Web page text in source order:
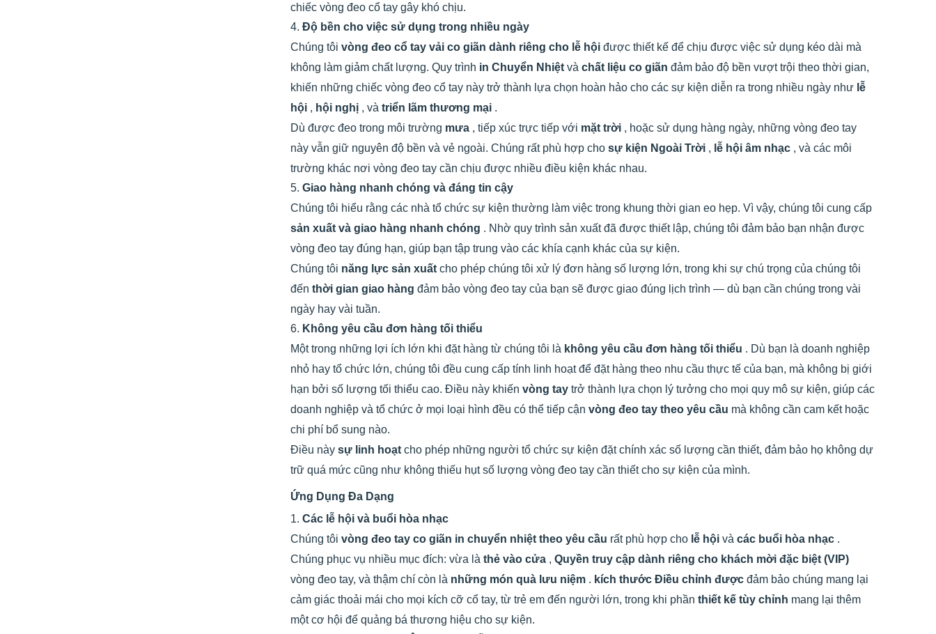
chiếc vòng đeo cổ tay gây khó chịu.
4. Độ bền cho việc sử dụng trong nhiều ngày
Chúng tôi vòng đeo cổ tay vải co giãn dành riêng cho lễ hội được thiết kế để chịu được việc sử dụng kéo dài mà
không làm giảm chất lượng. Quy trình in Chuyển Nhiệt và chất liệu co giãn đảm bảo độ bền vượt trội theo thời gian,
khiến những chiếc vòng đeo cổ tay này trở thành lựa chọn hoàn hảo cho các sự kiện diễn ra trong nhiều ngày như lễ
hội , hội nghị , và triển lãm thương mại .
Dù được đeo trong môi trường mưa , tiếp xúc trực tiếp với mặt trời , hoặc sử dụng hàng ngày, những vòng đeo tay
này vẫn giữ nguyên độ bền và vẻ ngoài. Chúng rất phù hợp cho sự kiện Ngoài Trời , lễ hội âm nhạc , và các môi
trường khác nơi vòng đeo tay cần chịu được nhiều điều kiện khác nhau.
5. Giao hàng nhanh chóng và đáng tin cậy
Chúng tôi hiểu rằng các nhà tổ chức sự kiện thường làm việc trong khung thời gian eo hẹp. Vì vậy, chúng tôi cung cấp
sản xuất và giao hàng nhanh chóng . Nhờ quy trình sản xuất đã được thiết lập, chúng tôi đảm bảo bạn nhận được
vòng đeo tay đúng hạn, giúp bạn tập trung vào các khía cạnh khác của sự kiện.
Chúng tôi năng lực sản xuất cho phép chúng tôi xử lý đơn hàng số lượng lớn, trong khi sự chú trọng của chúng tôi
đến thời gian giao hàng đảm bảo vòng đeo tay của bạn sẽ được giao đúng lịch trình — dù bạn cần chúng trong vài
ngày hay vài tuần.
6. Không yêu cầu đơn hàng tối thiểu
Một trong những lợi ích lớn khi đặt hàng từ chúng tôi là không yêu cầu đơn hàng tối thiểu . Dù bạn là doanh nghiệp
nhỏ hay tổ chức lớn, chúng tôi đều cung cấp tính linh hoạt để đặt hàng theo nhu cầu thực tế của bạn, mà không bị giới
hạn bởi số lượng tối thiểu cao. Điều này khiến vòng tay trở thành lựa chọn lý tưởng cho mọi quy mô sự kiện, giúp các
doanh nghiệp và tổ chức ở mọi loại hình đều có thể tiếp cận vòng đeo tay theo yêu cầu mà không cần cam kết hoặc
chi phí bổ sung nào.
Điều này sự linh hoạt cho phép những người tổ chức sự kiện đặt chính xác số lượng cần thiết, đảm bảo họ không dự
trữ quá mức cũng như không thiếu hụt số lượng vòng đeo tay cần thiết cho sự kiện của mình.
Ứng Dụng Đa Dạng
1. Các lễ hội và buổi hòa nhạc
Chúng tôi vòng đeo tay co giãn in chuyển nhiệt theo yêu cầu rất phù hợp cho lễ hội và các buổi hòa nhạc .
Chúng phục vụ nhiều mục đích: vừa là thẻ vào cửa , Quyền truy cập dành riêng cho khách mời đặc biệt (VIP)
vòng đeo tay, và thậm chí còn là những món quà lưu niệm . kích thước Điều chỉnh được đảm bảo chúng mang lại
cảm giác thoải mái cho mọi kích cỡ cổ tay, từ trẻ em đến người lớn, trong khi phần thiết kế tùy chỉnh mang lại thêm
một cơ hội để quảng bá thương hiệu cho sự kiện.